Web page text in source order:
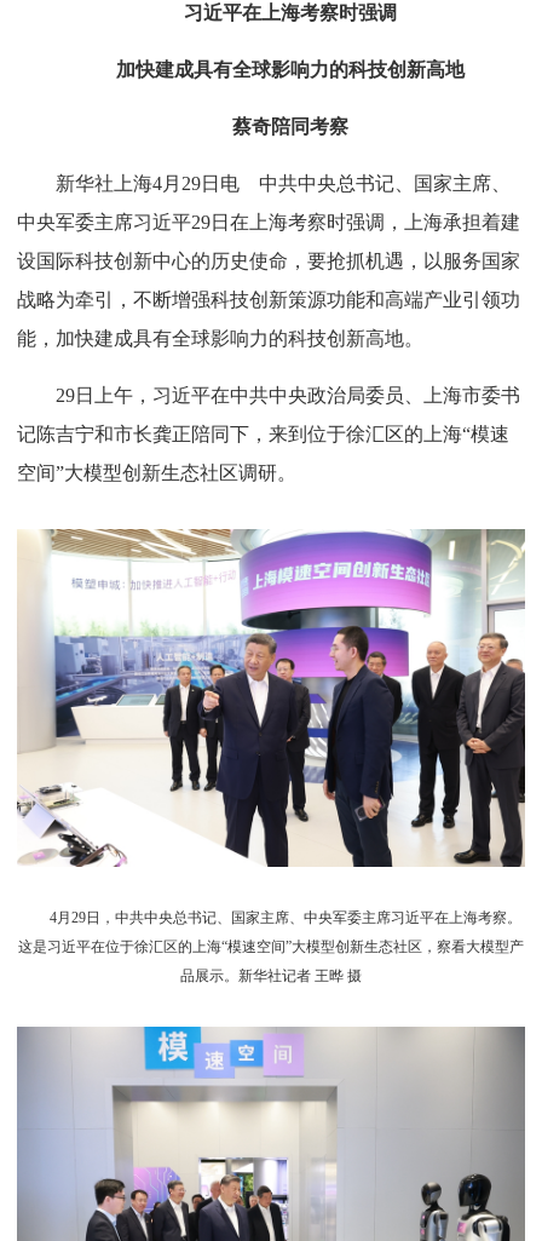
习近平在上海考察时强调
加快建成具有全球影响力的科技创新高地
蔡奇陪同考察
新华社上海4月29日电 中共中央总书记、国家主席、
中央军委主席习近平29日在上海考察时强调，上海承担着建
设国际科技创新中心的历史使命，要抢抓机遇，以服务国家
战略为牵引，不断增强科技创新策源功能和高端产业引领功
能，加快建成具有全球影响力的科技创新高地。
29日上午，习近平在中共中央政治局委员、上海市委书
记陈吉宁和市长龚正陪同下，来到位于徐汇区的上海“模速
空间”大模型创新生态社区调研。
4月29日，中共中央总书记、国家主席、中央军委主席习近平在上海考察。
这是习近平在位于徐汇区的上海“模速空间”大模型创新生态社区，察看大模型产
品展示。新华社记者 王晔 摄